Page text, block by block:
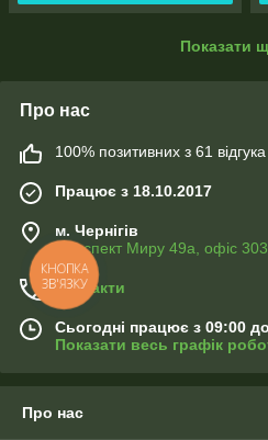
Показати
Про нас
100% позитивних з 61 відгука
Працює з 18.10.2017
м. Чернігів
Проспект Миру 49а, офіс
Контакти
Сьогодні працює з 09:00
Показати весь графік
Про нас
КНОПКА
ЗВ'ЯЗКУ